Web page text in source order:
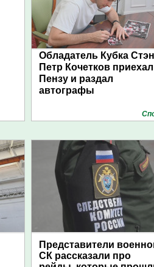
Обладатель Кубка
Петр Кочетков
Пензу и раздал
автографы
Представители
СК рассказали про